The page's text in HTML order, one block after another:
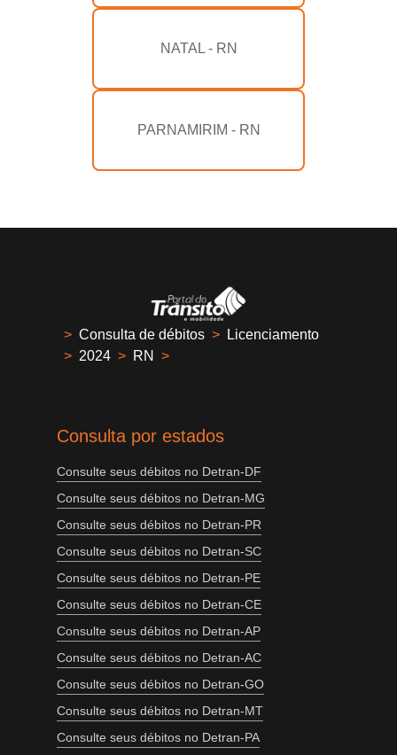
NATAL - RN
PARNAMIRIM - RN
> Consulta de débitos >
Licenciamento
> 2024 > RN >
Consulta por estados
Consulte seus débitos no Detran-DF
Consulte seus débitos no Detran-MG
Consulte seus débitos no Detran-PR
Consulte seus débitos no Detran-SC
Consulte seus débitos no Detran-PE
Consulte seus débitos no Detran-CE
Consulte seus débitos no Detran-AP
Consulte seus débitos no Detran-AC
Consulte seus débitos no Detran-GO
Consulte seus débitos no Detran-MT
Consulte seus débitos no Detran-PA